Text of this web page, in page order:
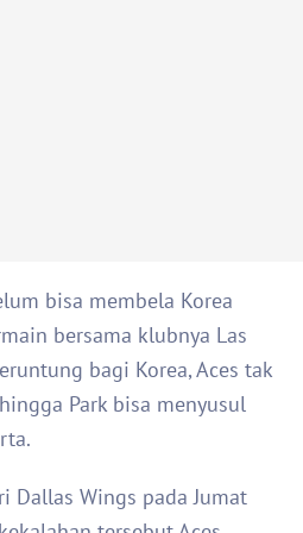
bisa membela Korea
bersama klubnya Las
bagi Korea, Aces tak
Park bisa menyusul
Dallas Wings pada Jumat